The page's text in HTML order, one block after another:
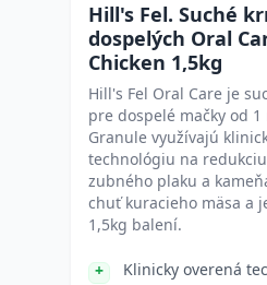
Hill's Fel. Suché
dospelých Oral
Chicken 1,5kg
Hill's Fel Oral Care je
pre dospelé mačky od 1
Granule využívajú
technológiu na
zubného plaku a
chuť kuracieho mäsa a
1,5kg balení.
Klinicky overená